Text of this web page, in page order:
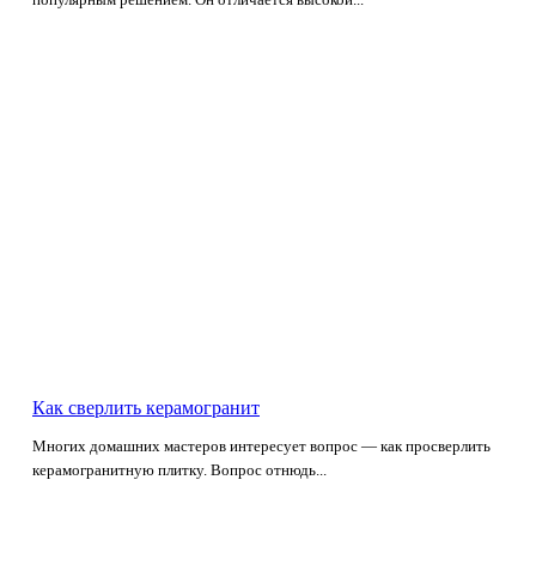
Как сверлить керамогранит
Многих домашних мастеров интересует вопрос — как просверлить
керамогранитную плитку. Вопрос отнюдь...